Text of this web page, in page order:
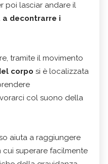
poi lasciar andare il
a decontrarre i
tramite il movimento
corpo si è localizzata
col suono della
aiuta a raggiungere
cui superare facilmente